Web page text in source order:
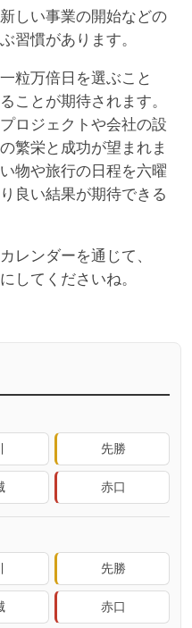
しい事業の開始などの
習慣があります。
粒万倍日を選ぶこと
ことが期待されます。
ロジェクトや会社の設
繁栄と成功が望まれま
物や旅行の日程を六曜
良い結果が期待できる
レンダーを通じて、
してくださいね。
先勝
赤口
先勝
赤口